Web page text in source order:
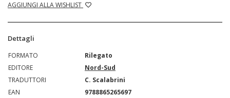
AGGIUNGI ALLA WISHLIST
Dettagli
FORMATO
Rilegato
EDITORE
Nord-Sud
TRADUTTORI
C. Scalabrini
EAN
9788865265697